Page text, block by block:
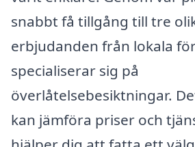
snabbt få tillgång till tre
erbjudanden från lokala
specialiserar sig på
överlåtelsebesiktningar.
kan jämföra priser och